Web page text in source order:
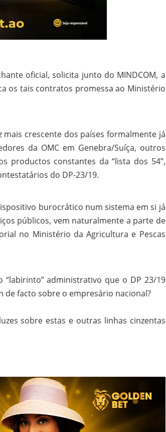
oficial, solicita junto do MINDCOM, a
os tais contratos promessa ao Ministério
crescente dos países formalmente já
da OMC em Genebra/Suíça, outros
productos constantes da “lista dos 54”,
do DP-23/19.
burocrático num sistema em si já
públicos, vem naturalmente a parte de
no Ministério da Agricultura e Pescas
administrativo que o DP 23/19
de facto sobre o empresário nacional?
sobre estas e outras linhas cinzentas